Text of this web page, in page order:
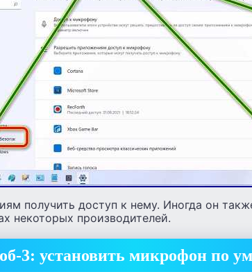
получить доступ к нему. Иногда он
некоторых производителей.
3: установить микрофон по